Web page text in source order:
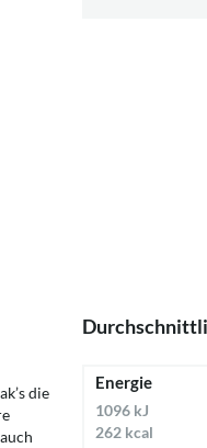
die
Energie
1096 kJ
262 kcal